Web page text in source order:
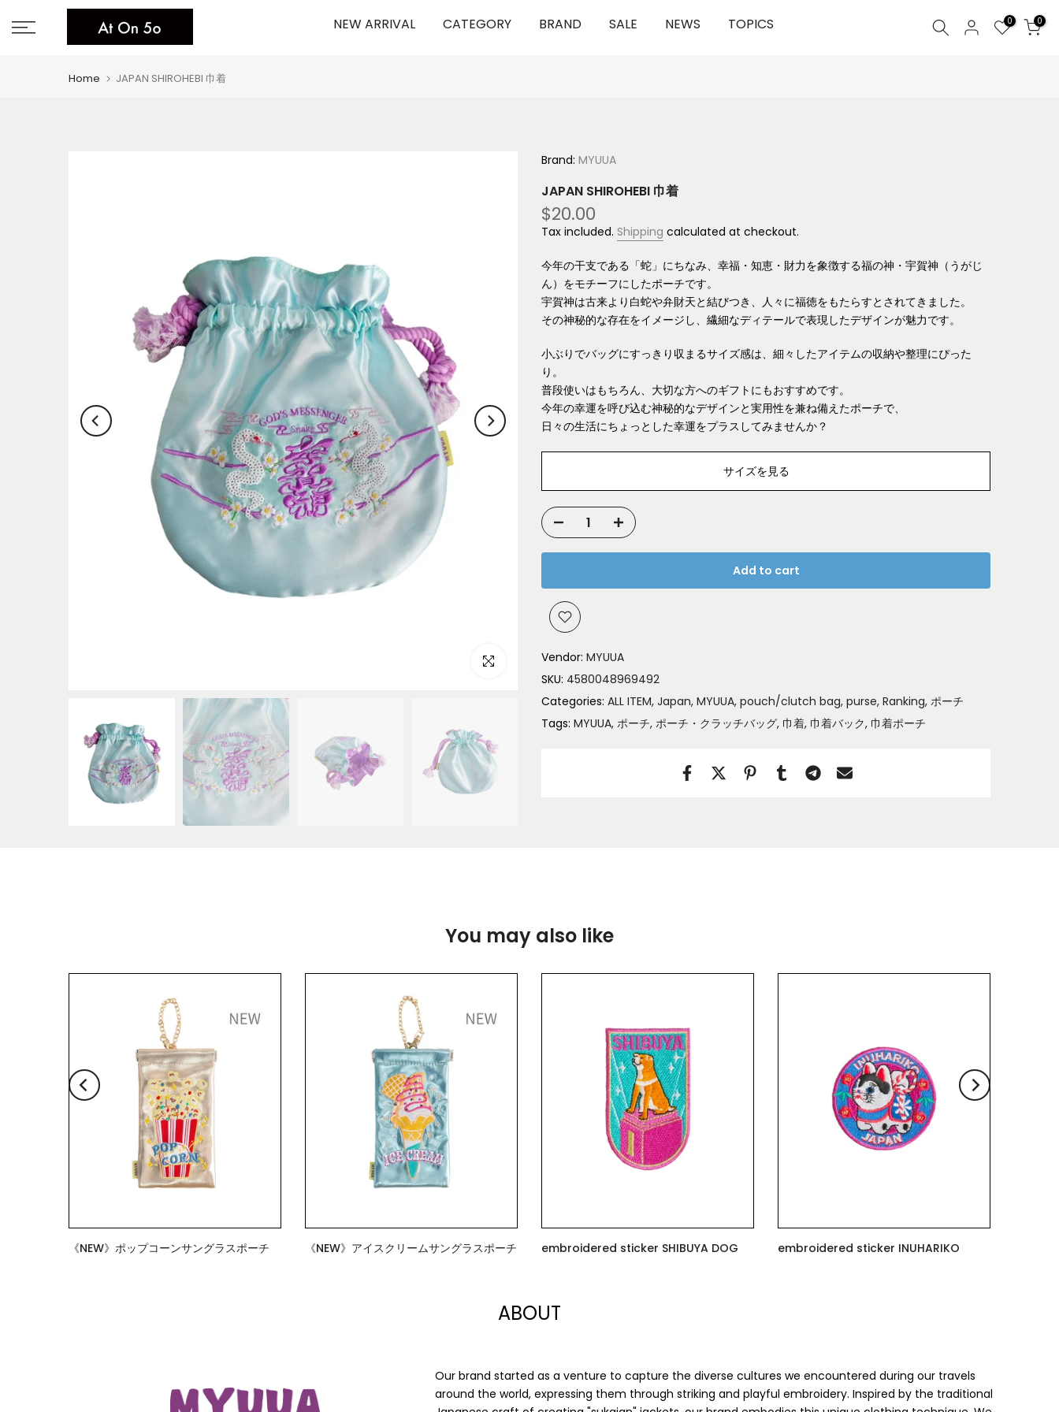
to
NEW ARRIVAL CATEGORY BRAND SALE NEWS TOPICS 0 0
Home JAPAN SHIROHEBI 巾着
Click to enlarge
Brand: MYUUA
JAPAN SHIROHEBI 巾着
$20.00
Tax included. Shipping calculated at checkout.
今年の干支である「蛇」にちなみ、幸福・知恵・財力を象徴する福の神・宇賀神（うがじ
ん）をモチーフにしたポーチです。
宇賀神は古来より白蛇や弁財天と結びつき、人々に福徳をもたらすとされてきました。
その神秘的な存在をイメージし、繊細なディテールで表現したデザインが魅力です。
小ぶりでバッグにすっきり収まるサイズ感は、細々したアイテムの収納や整理にぴった
り。
普段使いはもちろん、大切な方へのギフトにもおすすめです。
今年の幸運を呼び込む神秘的なデザインと実用性を兼ね備えたポーチで、
日々の生活にちょっとした幸運をプラスしてみませんか？
サイズを見る
Add to cart
Vendor: MYUUA
SKU: 4580048969492
Categories: ALL ITEM Japan MYUUA pouch/clutch bag purse Ranking ポーチ
Tags: MYUUA ポーチ ポーチ・クラッチバッグ 巾着 巾着バック 巾着ポーチ
You may also like
《NEW》ポップコーンサングラスポーチ
《NEW》アイスクリームサングラスポーチ
embroidered sticker SHIBUYA DOG
embroidered sticker INUHARIKO
ABOUT
Our brand started as a venture to capture the diverse cultures we encountered during our travels
around the world, expressing them through striking and playful embroidery. Inspired by the traditional